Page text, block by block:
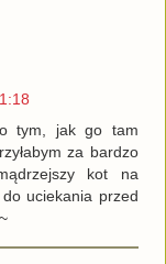
tym, jak go tam
za bardzo
kot na
uciekania przed